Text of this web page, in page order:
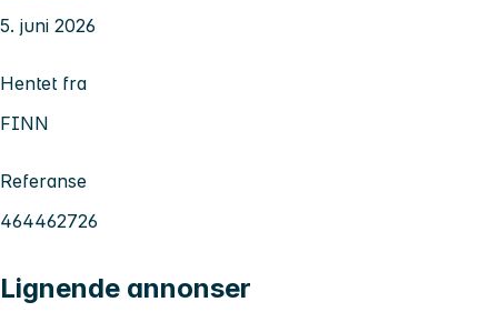
5. juni 2026
Hentet fra
FINN
Referanse
464462726
Lignende annonser